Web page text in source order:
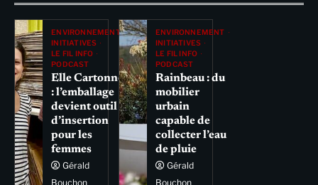
ENVIRONNEMENT
INITIATIVES
LE FIL INFO
PODCAST
Elle Cartonne
: l’emballage
devient outil
d’insertion
pour les
femmes
Gérald
Bouchon
ENVIRONNEMENT
INITIATIVES
LE FIL INFO
PODCAST
Rainbeau : du
mobilier
urbain
capable de
collecter l’eau
de pluie
Gérald
Bouchon